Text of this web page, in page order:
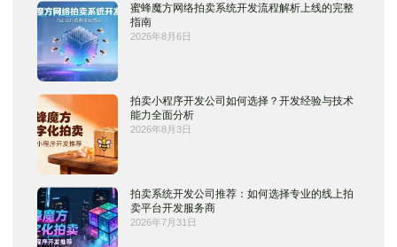
蜜蜂魔方网络拍卖系统开发流程解析上线的完整
指南
2026年8月6日
拍卖小程序开发公司如何选择？开发经验与技术
能力全面分析
2026年8月3日
拍卖系统开发公司推荐：如何选择专业的线上拍
卖平台开发服务商
2026年7月31日